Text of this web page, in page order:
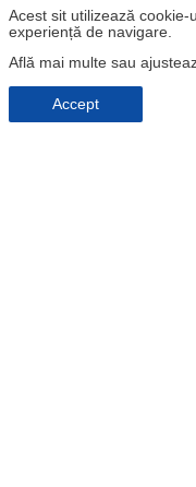
Acest sit utilizează
experiență de navigare.
Află mai multe sau
Accept